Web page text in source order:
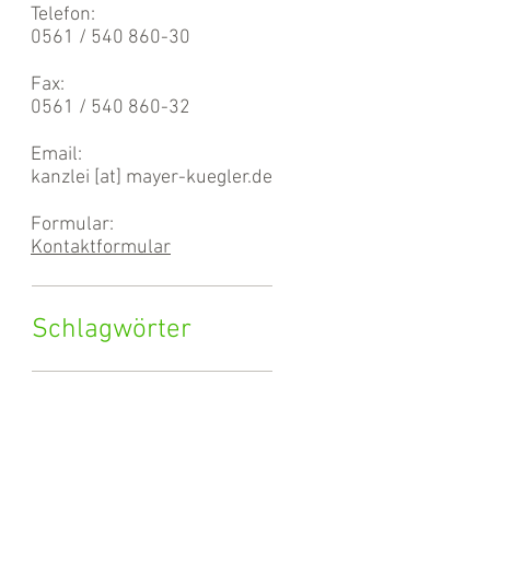
Telefon:
0561 / 540 860-30
Fax:
0561 / 540 860-32
Email:
kanzlei [at] mayer-kuegler.de
Formular:
Kontaktformular
Schlagwörter